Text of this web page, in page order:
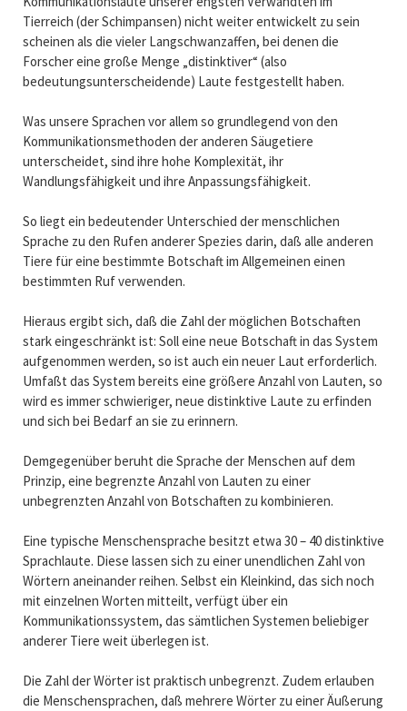
Tierreich (der Schimpansen) nicht weiter entwickelt zu sein
scheinen als die vieler Langschwanzaffen, bei denen die
Forscher eine große Menge „distinktiver“ (also
bedeutungsunterscheidende) Laute festgestellt haben.
Was unsere Sprachen vor allem so grundlegend von den
Kommunikationsmethoden der anderen Säugetiere
unterscheidet, sind ihre hohe Komplexität, ihr
Wandlungsfähigkeit und ihre Anpassungsfähigkeit.
So liegt ein bedeutender Unterschied der menschlichen
Sprache zu den Rufen anderer Spezies darin, daß alle anderen
Tiere für eine bestimmte Botschaft im Allgemeinen einen
bestimmten Ruf verwenden.
Hieraus ergibt sich, daß die Zahl der möglichen Botschaften
stark eingeschränkt ist: Soll eine neue Botschaft in das System
aufgenommen werden, so ist auch ein neuer Laut erforderlich.
Umfaßt das System bereits eine größere Anzahl von Lauten, so
wird es immer schwieriger, neue distinktive Laute zu erfinden
und sich bei Bedarf an sie zu erinnern.
Demgegenüber beruht die Sprache der Menschen auf dem
Prinzip, eine begrenzte Anzahl von Lauten zu einer
unbegrenzten Anzahl von Botschaften zu kombinieren.
Eine typische Menschensprache besitzt etwa 30 – 40 distinktive
Sprachlaute. Diese lassen sich zu einer unendlichen Zahl von
Wörtern aneinander reihen. Selbst ein Kleinkind, das sich noch
mit einzelnen Worten mitteilt, verfügt über ein
Kommunikationssystem, das sämtlichen Systemen beliebiger
anderer Tiere weit überlegen ist.
Die Zahl der Wörter ist praktisch unbegrenzt. Zudem erlauben
die Menschensprachen, daß mehrere Wörter zu einer Äußerung